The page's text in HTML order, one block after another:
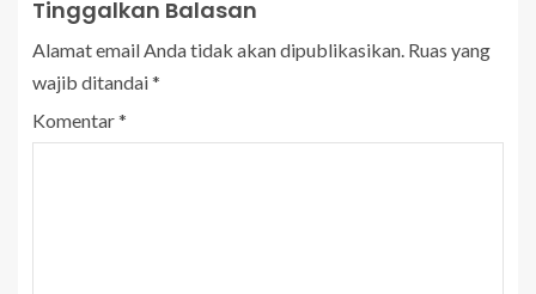
Tinggalkan Balasan
Alamat email Anda tidak akan dipublikasikan. Ruas yang
wajib ditandai*
Komentar*